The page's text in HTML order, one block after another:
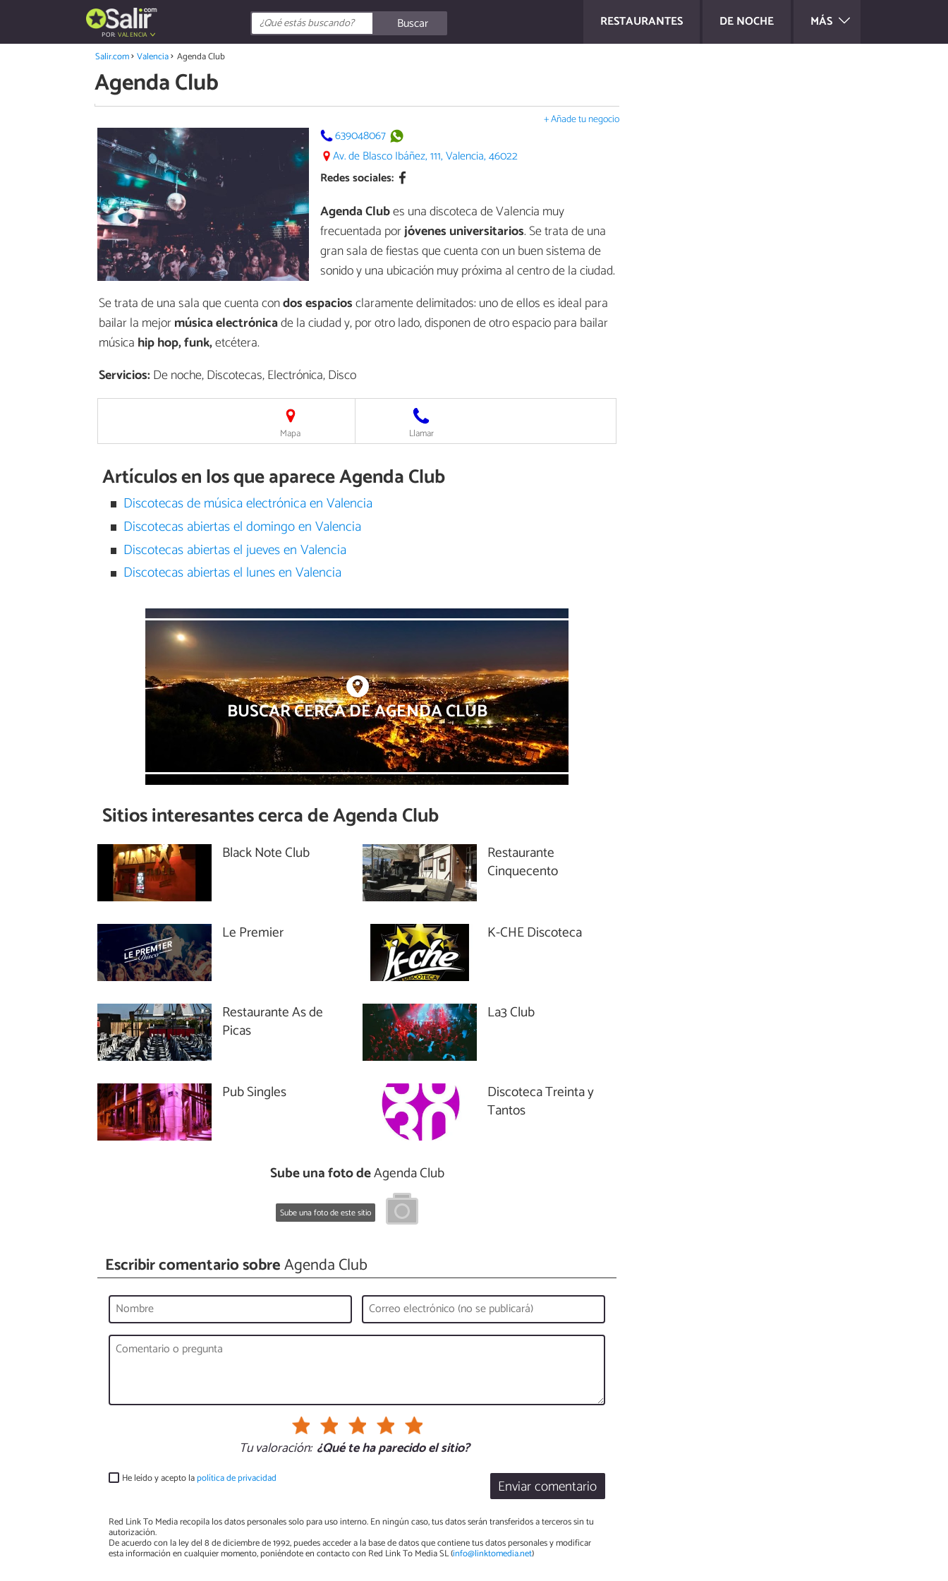
RESTAURANTES DE NOCHE MÁS
POR:VALENCIA
Buscar
Salir.com Valencia Agenda Club
Agenda Club
+ Añade tu negocio
639048067
Av. de Blasco Ibáñez, 111, Valencia, 46022
Redes sociales:
Agenda Clubes una discoteca de Valencia muy
frecuentada porjóvenes universitarios. Se trata de una
gran sala de fiestas que cuenta con un buen sistema de
sonido y una ubicación muy próxima al centro de la ciudad.
Se trata de una sala que cuenta condos espaciosclaramente delimitados: uno de ellos es ideal para
bailar la mejormúsica electrónicade la ciudad y, por otro lado, disponen de otro espacio para bailar
música hip hop, funk,etcétera.
Servicios:De noche, Discotecas, Electrónica, Disco
Mapa Llamar
Artículos en los que aparece Agenda Club
Discotecas de música electrónica en Valencia
Discotecas abiertas el domingo en Valencia
Discotecas abiertas el jueves en Valencia
Discotecas abiertas el lunes en Valencia
BUSCAR CERCA DE AGENDA CLUB
Sitios interesantes cerca deAgenda Club
Black Note Club
Restaurante
Cinquecento
Le Premier K-CHE Discoteca
Restaurante As de
Picas
La3 Club
Pub Singles
Discoteca Treinta y
Tantos
Sube una foto deAgenda Club
Sube una foto de este sitio
Escribir comentario sobreAgenda Club
Tu valoración: ¿Qué te ha parecido el sitio?
Enviar comentario
He leído y acepto lapolítica de privacidad
Red Link To Media recopila los datos personales solo para uso interno. En ningún caso, tus datos serán transferidos a terceros sin tu
autorización.
De acuerdo con la ley del 8 de diciembre de 1992, puedes acceder a la base de datos que contiene tus datos personales y modificar
esta información en cualquier momento, poniéndote en contacto con Red Link To Media SL (info@linktomedia.net)